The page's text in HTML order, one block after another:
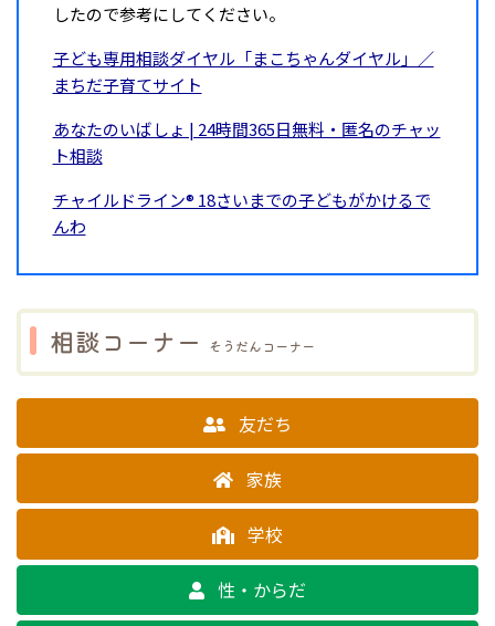
したので参考にしてください。
子ども専用相談ダイヤル「まこちゃんダイヤル」／
まちだ子育てサイト
あなたのいばしょ | 24時間365日無料・匿名のチャッ
ト相談
チャイルドライン® 18さいまでの子どもがかけるで
んわ
相談コーナー そうだんコーナー
友だち
家族
学校
性・からだ